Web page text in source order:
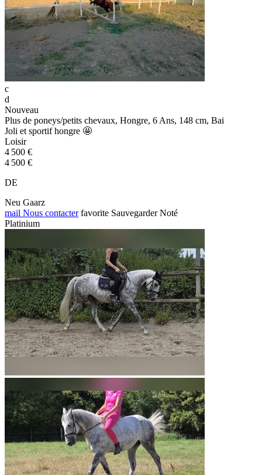
c
d
Nouveau
Plus de poneys/petits chevaux, Hongre, 6 Ans, 148 cm, Bai
Joli et sportif hongre 🤩
Loisir
4 500 €
4 500 €
DE
Neu Gaarz
mail Nous contacter favorite Sauvegarder Noté
Platinium